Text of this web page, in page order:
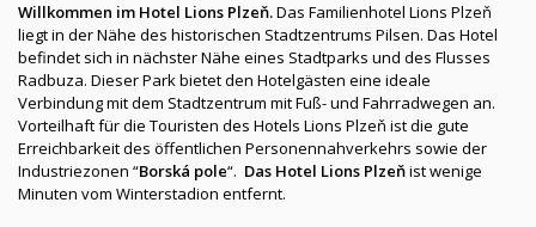
Willkommen im Hotel Lions Plzeň.Das Familienhotel Lions Plzeň
liegt in der Nähe des historischen Stadtzentrums Pilsen. Das Hotel
befindet sich in nächster Nähe eines Stadtparks und des Flusses
Radbuza. Dieser Park bietet den Hotelgästen eine ideale
Verbindung mit dem Stadtzentrum mit Fuß- und Fahrradwegen an.
Vorteilhaft für die Touristen des Hotels Lions Plzeň ist die gute
Erreichbarkeit des öffentlichen Personennahverkehrs sowie der
Industriezonen “Borská pole“. Das Hotel Lions Plzeňist wenige
Minuten vom Winterstadion entfernt.